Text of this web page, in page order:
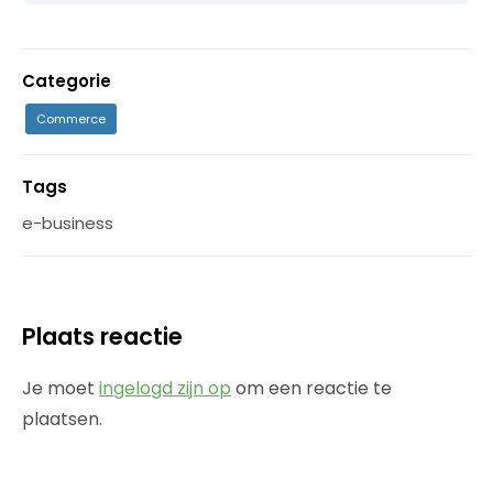
Categorie
Commerce
Tags
e-business
Plaats reactie
Je moet ingelogd zijn op om een reactie te
plaatsen.